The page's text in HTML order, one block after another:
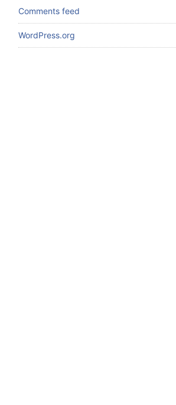
Comments feed
WordPress.org